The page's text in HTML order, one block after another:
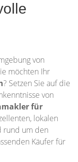
von
möchten Ihr
? Setzen Sie auf die
von
für
lokalen
rund um den
Käufer für